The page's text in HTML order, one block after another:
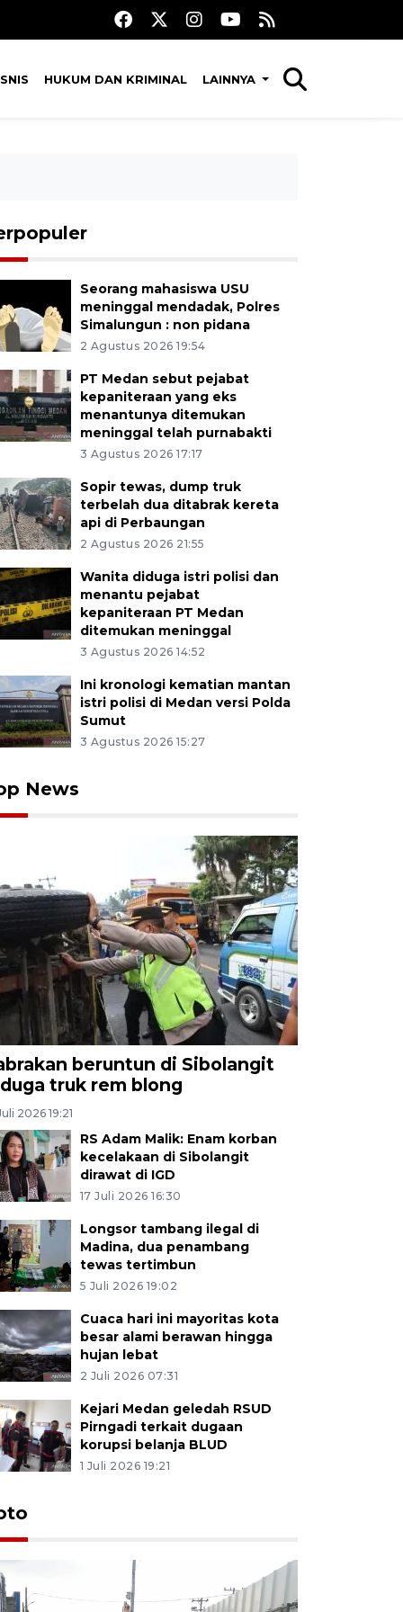
HUKUM DAN KRIMINAL LAINNYA
Seorang mahasiswa USU
meninggal mendadak, Polres
Simalungun : non pidana
2 Agustus 2026 19:54
PT Medan sebut pejabat
kepaniteraan yang eks
menantunya ditemukan
meninggal telah purnabakti
3 Agustus 2026 17:17
Sopir tewas, dump truk
terbelah dua ditabrak kereta
api di Perbaungan
2 Agustus 2026 21:55
Wanita diduga istri polisi dan
menantu pejabat
kepaniteraan PT Medan
ditemukan meninggal
3 Agustus 2026 14:52
Ini kronologi kematian mantan
istri polisi di Medan versi Polda
Sumut
3 Agustus 2026 15:27
News
beruntun di Sibolangit
truk rem blong
2026 19:21
RS Adam Malik: Enam korban
kecelakaan di Sibolangit
dirawat di IGD
17 Juli 2026 16:30
Longsor tambang ilegal di
Madina, dua penambang
tewas tertimbun
5 Juli 2026 19:02
Cuaca hari ini mayoritas kota
besar alami berawan hingga
hujan lebat
2 Juli 2026 07:31
Kejari Medan geledah RSUD
Pirngadi terkait dugaan
korupsi belanja BLUD
1 Juli 2026 19:21